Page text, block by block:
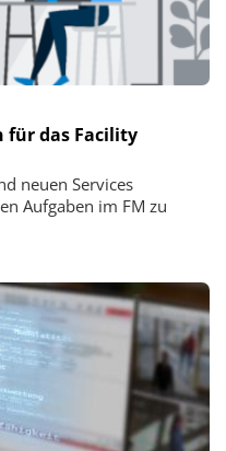
für das Facility
neuen Services
Aufgaben im FM zu